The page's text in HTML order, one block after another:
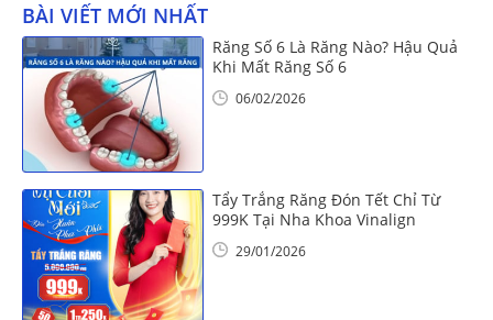
BÀI VIẾT MỚI NHẤT
Răng Số 6 Là Răng Nào? Hậu Quả
Khi Mất Răng Số 6
06/02/2026
Tẩy Trắng Răng Đón Tết Chỉ Từ
999K Tại Nha Khoa Vinalign
29/01/2026